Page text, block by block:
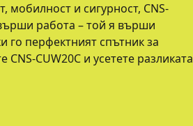
мобилност и сигурност, CNS-
работа – той я върши
го перфектният спътник за
CUW20C и усетете разликата